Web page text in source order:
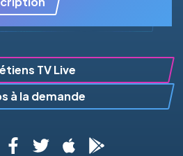
TV Live
à la demande